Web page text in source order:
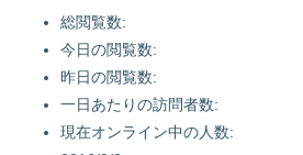
総閲覧数:
今日の閲覧数:
昨日の閲覧数:
一日あたりの訪問者数:
現在オンライン中の人数: